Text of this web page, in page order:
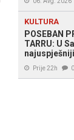
KULTURA
POSEBAN
TARRU: U
Prije 22h 0